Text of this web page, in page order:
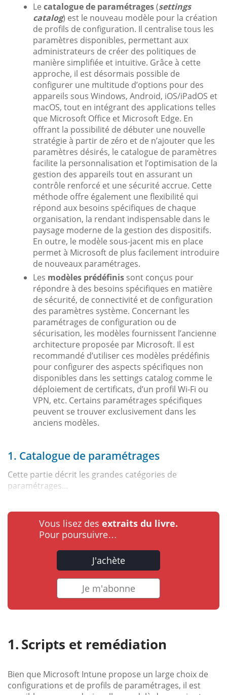
Le catalogue de paramétrages(settings
catalog) est le nouveau modèle pour la création
de profils de configuration. Il centralise tous les
paramètres disponibles, permettant aux
administrateurs de créer des politiques de
manière simplifiée et intuitive. Grâce à cette
approche, il est désormais possible de
configurer une multitude d’options pour des
appareils sous Windows, Android, iOS/iPadOS et
macOS, tout en intégrant des applications telles
que Microsoft Office et Microsoft Edge. En
offrant la possibilité de débuter une nouvelle
stratégie à partir de zéro et de n’ajouter que les
paramètres désirés, le catalogue de paramètres
facilite la personnalisation et l’optimisation de la
gestion des appareils tout en assurant un
contrôle renforcé et une sécurité accrue. Cette
méthode offre également une flexibilité qui
répond aux besoins spécifiques de chaque
organisation, la rendant indispensable dans le
paysage moderne de la gestion des dispositifs.
En outre, le modèle sous-jacent mis en place
permet à Microsoft de plus facilement introduire
de nouveaux paramétrages.
Les modèles prédéfinis sont conçus pour
répondre à des besoins spécifiques en matière
de sécurité, de connectivité et de configuration
des paramètres système. Concernant les
paramétrages de configuration ou de
sécurisation, les modèles fournissent l’ancienne
architecture proposée par Microsoft. Il est
recommandé d’utiliser ces modèles prédéfinis
pour configurer des aspects spécifiques non
disponibles dans les settings catalog comme le
déploiement de certificats, d’un profil Wi-Fi ou
VPN, etc. Certains paramétrages spécifiques
peuvent se trouver exclusivement dans les
anciens modèles.
1. Catalogue de paramétrages
Cette partie décrit les grandes catégories de
paramétrages...
Vous lisez des extraits du livre.
Pour poursuivre…
J'achète
Je m'abonne
Scripts et remédiation
Bien que Microsoft Intune propose un large choix de
configurations et de profils de paramétrages, il est